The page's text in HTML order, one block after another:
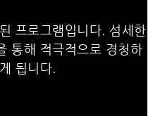
프로그램입니다. 섬세한
통해 적극적으로 경청하
됩니다.